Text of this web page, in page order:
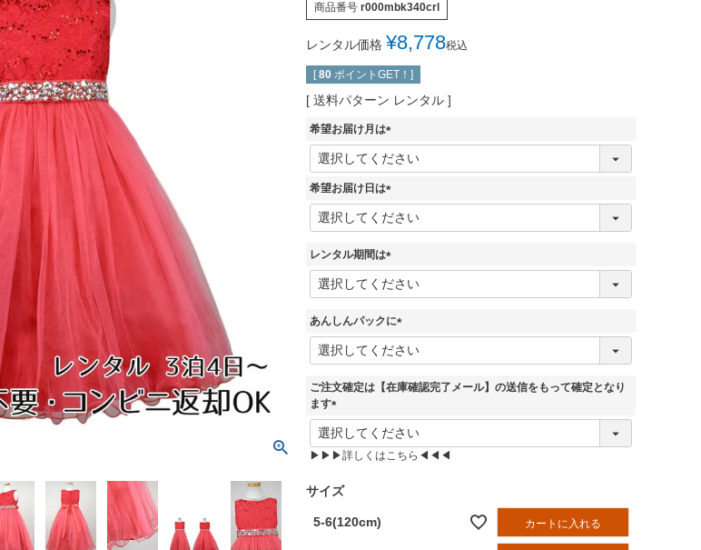
特典
スタジオを予約 →
商品番号 r000mbk340crl
レンタル価格 ¥8,778税込
[ 80 ポイントGET！]
送料パターン レンタル
希望お届け月は
(
必
希望お届け日は
(
必
)
レンタル期間は
(
必
)
あんしんパックに
(
必
)
ご注文確定は【在庫確認完了メール】の送信をもって確定となり
ます
(
必
須
▶▶▶詳しくはこちら◀◀◀
サイズ
5-6(120cm) カートに入れる